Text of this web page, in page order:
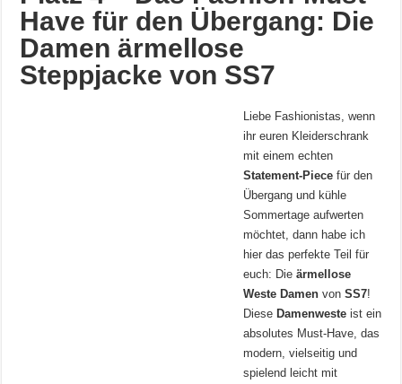
Have für den Übergang: Die
Damen ärmellose
Steppjacke von SS7
Liebe Fashionistas, wenn
ihr euren Kleiderschrank
mit einem echten
Statement-Piece für den
Übergang und kühle
Sommertage aufwerten
möchtet, dann habe ich
hier das perfekte Teil für
euch: Dieärmellose
Weste Damen vonSS7!
Diese Damenweste ist ein
absolutes Must-Have, das
modern, vielseitig und
spielend leicht mit